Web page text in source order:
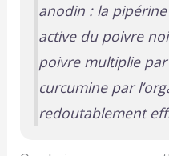
anodin : la pipérine
active du poivre
poivre multiplie par
curcumine par
redoutablement